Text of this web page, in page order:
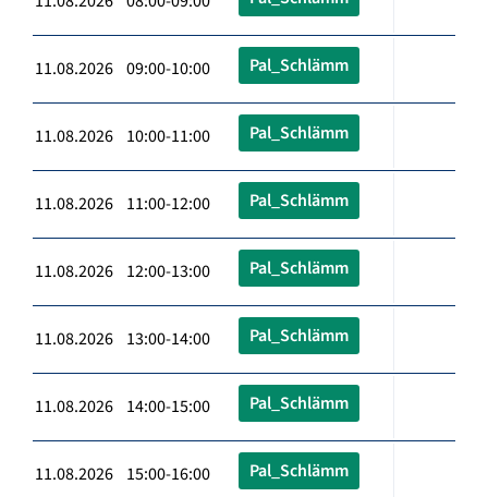
11.08.2026 09:00-10:00 Pal_Schlämm
11.08.2026 10:00-11:00 Pal_Schlämm
11.08.2026 11:00-12:00 Pal_Schlämm
11.08.2026 12:00-13:00 Pal_Schlämm
11.08.2026 13:00-14:00 Pal_Schlämm
11.08.2026 14:00-15:00 Pal_Schlämm
11.08.2026 15:00-16:00 Pal_Schlämm